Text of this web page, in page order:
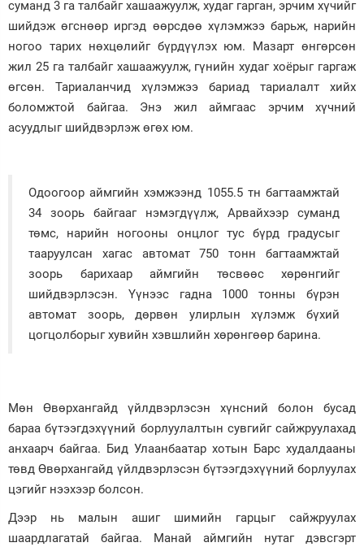
суманд 3 га талбайг хашаажуулж, худаг гарган, эрчим хүчийг
шийдэж өгснөөр иргэд өөрсдөө хүлэмжээ барьж, нарийн
ногоо тарих нөхцөлийг бүрдүүлэх юм. Мазарт өнгөрсөн
жил 25 га талбайг хашаажуулж, гүнийн худаг хоёрыг гаргаж
өгсөн. Тариаланчид хүлэмжээ бариад тариалалт хийх
боломжтой байгаа. Энэ жил аймгаас эрчим хүчний
асуудлыг шийдвэрлэж өгөх юм.
Одоогоор аймгийн хэмжээнд 1055.5 тн багтаамжтай
34 зоорь байгааг нэмэгдүүлж, Арвайхээр суманд
төмс, нарийн ногооны онцлог тус бүрд градусыг
тааруулсан хагас автомат 750 тонн багтаамжтай
зоорь барихаар аймгийн төсвөөс хөрөнгийг
шийдвэрлэсэн. Үүнээс гадна 1000 тонны бүрэн
автомат зоорь, дөрвөн улирлын хүлэмж бүхий
цогцолборыг хувийн хэвшлийн хөрөнгөөр барина.
Мөн Өвөрхангайд үйлдвэрлэсэн хүнсний болон бусад
бараа бүтээгдэхүүний борлуулалтын сувгийг сайжруулахад
анхаарч байгаа. Бид Улаанбаатар хотын Барс худалдааны
төвд Өвөрхангайд үйлдвэрлэсэн бүтээгдэхүүний борлуулах
цэгийг нээхээр болсон.
Дээр нь малын ашиг шимийн гарцыг сайжруулах
шаардлагатай байгаа. Манай аймгийн нутаг дэвсгэрт